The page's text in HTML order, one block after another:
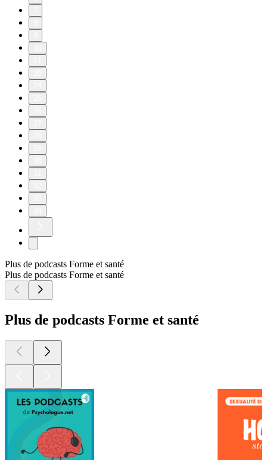
Plus de podcasts Forme et santé
Plus de podcasts Forme et santé
Plus de podcasts Forme et santé